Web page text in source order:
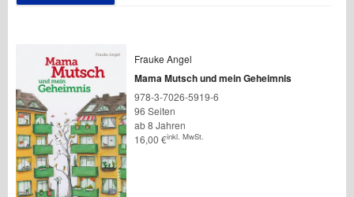
Frauke Angel
Mama Mutsch und mein Geheimnis
978-3-7026-5919-6
96 Seiten
ab 8 Jahren
16,00 €inkl. MwSt.